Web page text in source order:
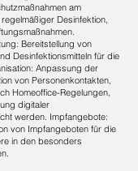
am
Desinfektion,
Bereitstellung von
Desinfektionsmitteln für die
Anpassung der
von Personenkontakten,
Homeoffice-Regelungen,
digitaler
werden. Impfangebote:
von Impfangeboten für die
in den besonders